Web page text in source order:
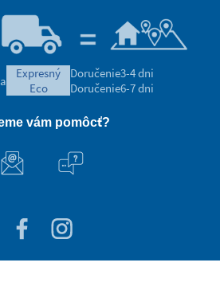
expresný
eco
Doručenie3-4 dni
Doručenie6-7 dni
vám pomôcť?